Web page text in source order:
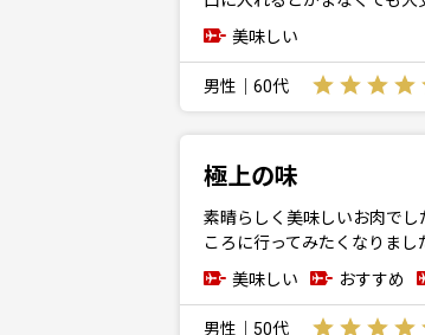
美味しい
男性｜60代
極上の味
素晴らしく美味しいお肉で
ころに行ってみたくなりま
美味しい
おすすめ
男性｜50代